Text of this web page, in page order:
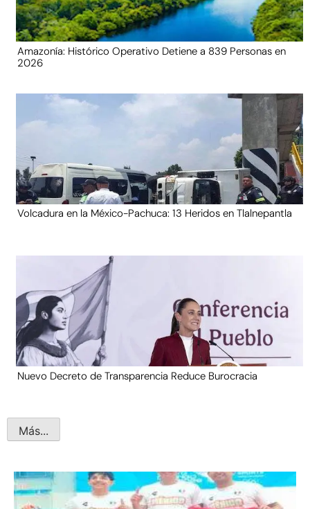
Amazonía: Histórico Operativo Detiene a 839 Personas en
2026
Volcadura en la México-Pachuca: 13 Heridos en Tlalnepantla
Nuevo Decreto de Transparencia Reduce Burocracia
Más...